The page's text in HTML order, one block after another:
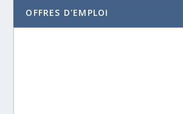
OFFRES D'EMPLOI